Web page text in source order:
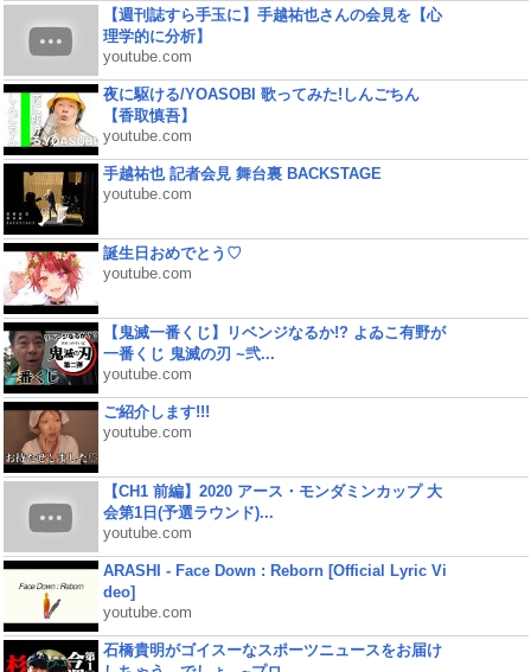
【週刊誌すら手玉に】手越祐也さんの会見を【心
理学的に分析】
youtube.com
夜に駆ける/YOASOBI 歌ってみた!しんごちん
【香取慎吾】
youtube.com
手越祐也 記者会見 舞台裏 BACKSTAGE
youtube.com
誕生日おめでとう♡
youtube.com
【鬼滅一番くじ】リベンジなるか!? よゐこ有野が
一番くじ 鬼滅の刃 ~弐...
youtube.com
ご紹介します!!!
youtube.com
【CH1 前編】2020 アース・モンダミンカップ 大
会第1日(予選ラウンド)...
youtube.com
ARASHI - Face Down : Reborn [Official Lyric Vi
deo]
youtube.com
石橋貴明がゴイスーなスポーツニュースをお届け